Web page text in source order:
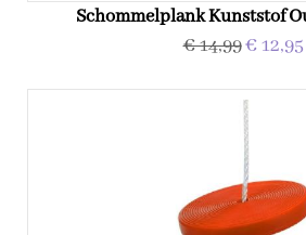
Schommelplank Kunststof
€ 14,99€ 12,95